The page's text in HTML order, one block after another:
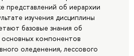
представлений об иерархии
изучения дисциплины
базовые знания об
основных компонентов
оледенения, лессового